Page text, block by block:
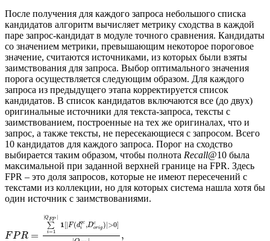
После получения для каждого запроса небольшого списка
кандидатов алгоритм вычисляет метрику сходства в каждой
паре запрос-кандидат в модуле точного сравнения. Кандидаты
со значением метрики, превышающим некоторое пороговое
значение, считаются источниками, из которых были взяты
заимствования для запроса. Выбор оптимального значения
порога осуществляется следующим образом. Для каждого
запроса из предыдущего этапа корректируется список
кандидатов. В список кандидатов включаются все (до двух)
оригинальные источники для текста-запроса, тексты с
заимствованием, построенные на тех же оригиналах, что и
запрос, а также тексты, не пересекающиеся с запросом. Всего
10 кандидатов для каждого запроса. Порог на сходство
выбирается таким образом, чтобы полнота Recall@10 была
максимальной при заданной верхней границе на FPR. Здесь
FPR – это доля запросов, которые не имеют пересечений с
текстами из коллекции, но для которых система нашла хотя бы
один источник с заимствованиями.
FPR =
∑
i=1
|QFP |
1[|F(dq
i
c ,Dc
orig)|>0]
,